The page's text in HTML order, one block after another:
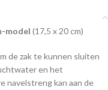
model (17,5 x 20 cm)
de zak te kunnen sluiten
en het
navelstreng kan aan de